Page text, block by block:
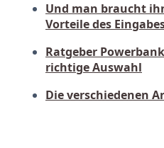
Und man braucht
Vorteile des
Ratgeber
richtige Auswahl
Die verschiedenen